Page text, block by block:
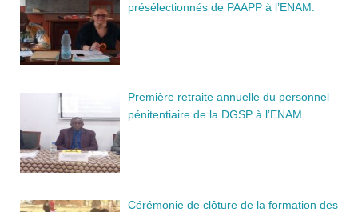
présélectionnés de PAAPP à l’ENAM.
Première retraite annuelle du personnel
pénitentiaire de la DGSP à l’ENAM
Cérémonie de clôture de la formation des